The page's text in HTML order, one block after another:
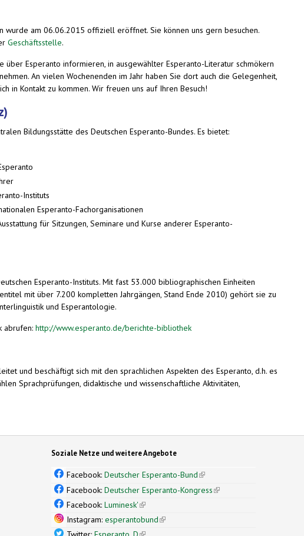
am 06.06.2015 offiziell eröffnet. Sie können uns gern besuchen.
Geschäftsstelle.
Esperanto informieren, in ausgewählter Esperanto-Literatur schmökern
An vielen Wochenenden im Jahr haben Sie dort auch die Gelegenheit,
in Kontakt zu kommen. Wir freuen uns auf Ihren Besuch!
Bildungsstätte des Deutschen Esperanto-Bundes. Es bietet:
Instituts
Esperanto-Fachorganisationen
für Sitzungen, Seminare und Kurse anderer Esperanto-
Esperanto-Instituts. Mit fast 53.000 bibliographischen Einheiten
mit über 7.200 kompletten Jahrgängen, Stand Ende 2010) gehört sie zu
und Esperantologie.
abrufen: http://www.esperanto.de/berichte-bibliothek
und beschäftigt sich mit den sprachlichen Aspekten des Esperanto, d.h. es
Sprachprüfungen, didaktische und wissenschaftliche Aktivitäten,
Soziale Netze und weitere Angebote
Facebook:Deutscher Esperanto-Bund(link is external)
Facebook:Deutscher Esperanto-Kongress(link is external)
Facebook:Luminesk'(link is external)
Instagram:esperantobund(link is external)